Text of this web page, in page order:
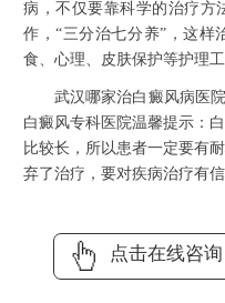
病，不仅要靠科学的治疗方
作，“三分治七分养”，这样
食、心理、皮肤保护等护理工
武汉哪家治白癜风病医院
白癜风专科医院温馨提示：
比较长，所以患者一定要有
弃了治疗，要对疾病治疗有信
点击在线咨询